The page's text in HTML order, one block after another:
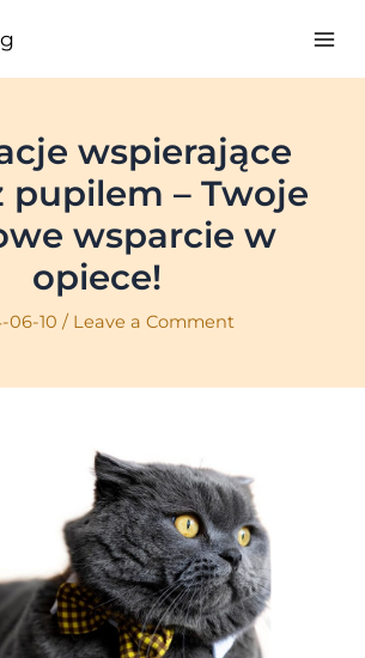
wspierające
pupilem – Twoje
wsparcie w
opiece!
06-10 / Leave a Comment